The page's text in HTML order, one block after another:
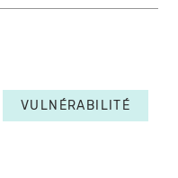
VULNÉRABILITÉ